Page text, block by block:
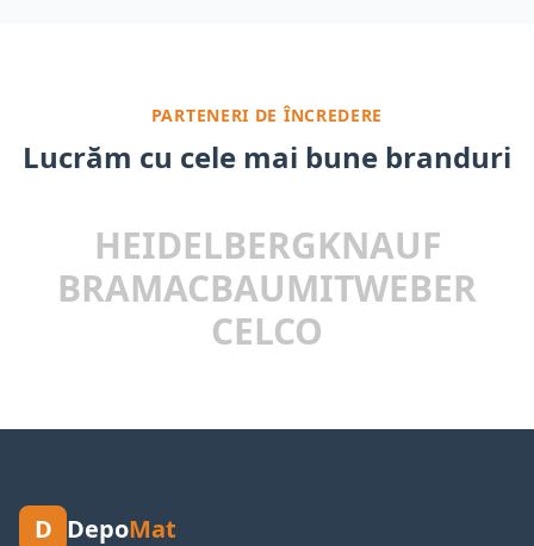
PARTENERI DE ÎNCREDERE
Lucrăm cu cele mai bune branduri
HEIDELBERGKNAUF
BRAMACBAUMITWEBER
CELCO
D DepoMat